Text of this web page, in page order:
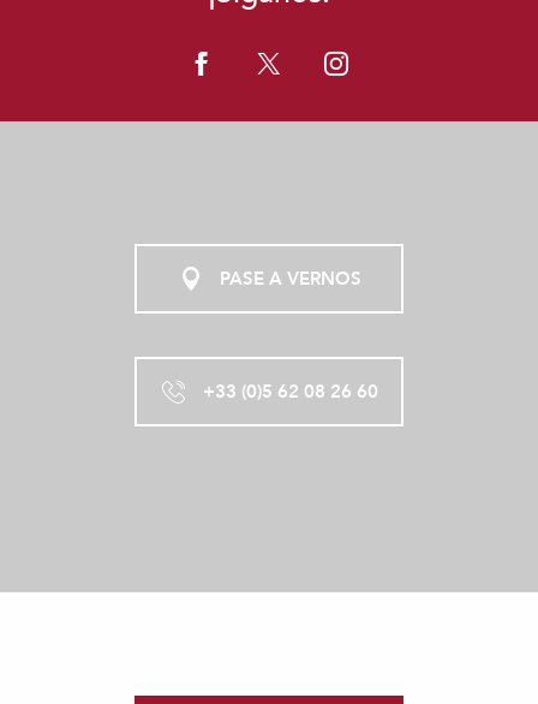
PASE A VERNOS
+33 (0)5 62 08 26 60